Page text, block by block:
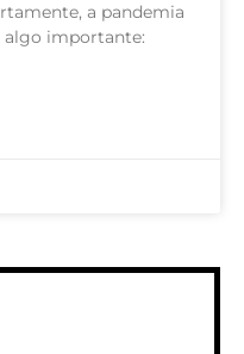
a pandemia
algo importante: